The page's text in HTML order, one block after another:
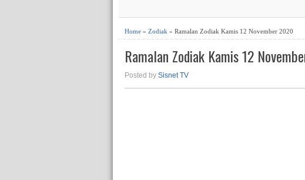
Home » Zodiak » Ramalan Zodiak Kamis 12 November 2020
Ramalan Zodiak Kamis 12
Posted by Sisnet TV